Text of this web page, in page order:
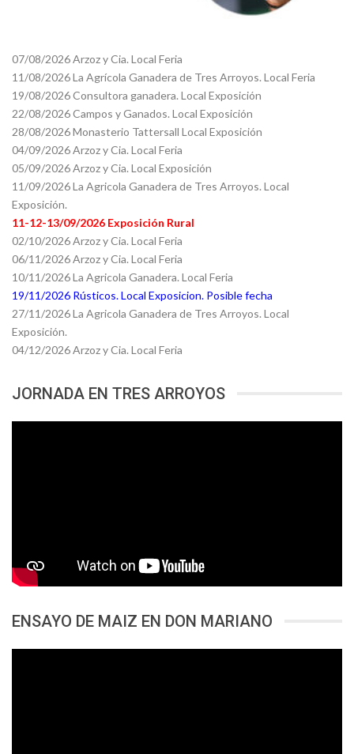
07/08/2026 Arzoz y Cia. Local Feria
11/08/2026 La Agrícola Ganadera de Tres Arroyos. Local Feria
19/08/2026 Consultora ganadera. Local Exposición
22/08/2026 Campos y Ganados. Local Exposición
28/08/2026 Monasterio Tattersall Local Exposición
04/09/2026 Arzoz y Cia. Local Feria
05/09/2026 Arzoz y Cia. Local Exposición
11/09/2026 La Agricola Ganadera de Tres Arroyos. Local
Exposición.
11-12-13/09/2026 Exposición Rural
02/10/2026 Arzoz y Cia. Local Feria
06/11/2026 Arzoz y Cia. Local Feria
10/11/2026 La Agricola Ganadera. Local Feria
19/11/2026 Rústicos. Local Exposicion. Posible fecha
27/11/2026 La Agricola Ganadera de Tres Arroyos. Local
Exposición.
04/12/2026 Arzoz y Cia. Local Feria
JORNADA EN TRES ARROYOS
ENSAYO DE MAIZ EN DON MARIANO